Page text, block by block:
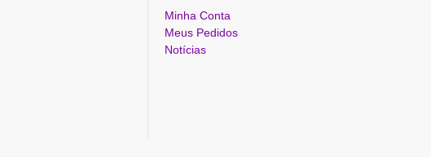
Minha Conta
Meus Pedidos
Notícias